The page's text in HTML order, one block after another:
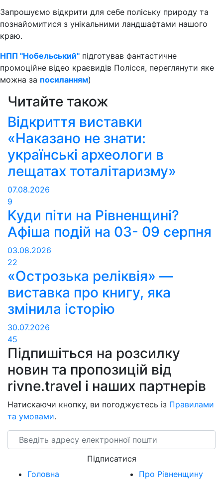
Запрошуємо відкрити для себе поліську природу та
познайомитися з унікальними ландшафтами нашого
краю.
НПП "Нобельський" підготував фантастичне
промоційне відео краєвидів Полісся, переглянути яке
можна за посиланням)
Читайте також
Відкриття виставки
«Наказано не знати:
українські археологи в
лещатах тоталітаризму»
07.08.2026
9
Куди піти на Рівненщині?
Афіша подій на 03- 09 серпня
03.08.2026
22
«Острозька реліквія» —
виставка про книгу, яка
змінила історію
30.07.2026
45
Підпишіться на розсилку
новин та пропозицій від
rivne.travel і наших партнерів
Натискаючи кнопку, ви погоджуєтесь із Правилами
та умовами.
Email
Підписатися
Головна
Про Рівненщину